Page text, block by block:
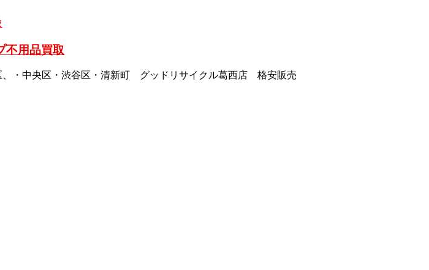
不用品買取
、・中央区・渋谷区・清新町 グッドリサイクル葛西店 格安販売